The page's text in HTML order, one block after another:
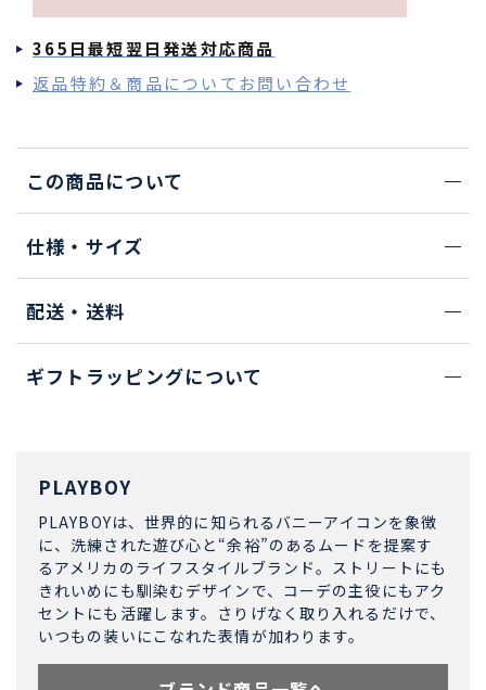
365日最短翌日発送対応商品
返品特約＆商品についてお問い合わせ
この商品について
仕様・サイズ
配送・送料
ギフトラッピングについて
PLAYBOY
PLAYBOYは、世界的に知られるバニーアイコンを象徴
に、洗練された遊び心と“余裕”のあるムードを提案す
るアメリカのライフスタイルブランド。ストリートにも
きれいめにも馴染むデザインで、コーデの主役にもアク
セントにも活躍します。さりげなく取り入れるだけで、
いつもの装いにこなれた表情が加わります。